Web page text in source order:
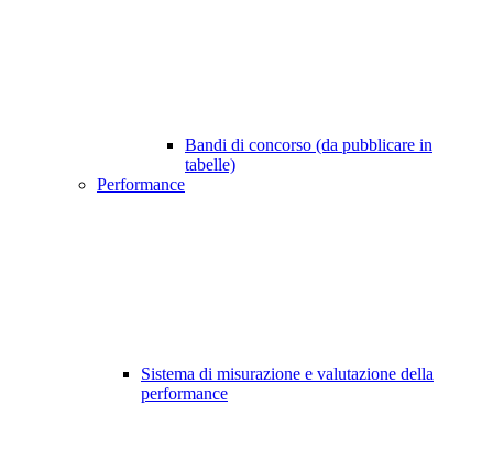
Bandi di concorso (da pubblicare in
tabelle)
Performance
Sistema di misurazione e valutazione della
performance